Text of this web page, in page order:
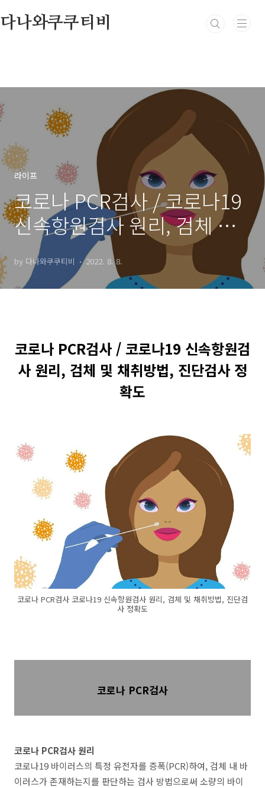
다나와쿠쿠티비
라이프
코로나 PCR검사 / 코로나19
신속항원검사 원리, 검체 및
채취방법, 진단검사 정확도
by 다나와쿠쿠티비 2022. 8. 8.
코로나 PCR검사 / 코로나19 신속항원검
사 원리, 검체 및 채취방법, 진단검사 정
확도
코로나 PCR검사 코로나19 신속항원검사 원리, 검체 및 채취방법, 진단검
사 정확도
코로나 PCR검사
코로나 PCR검사 원리
코로나19 바이러스의 특정 유전자를 증폭(PCR)하여, 검체 내 바
이러스가 존재하는지를 판단하는 검사 방법으로써 소량의 바이